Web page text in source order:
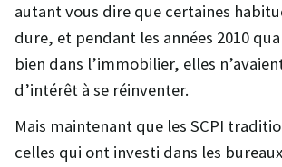
autant vous dire que certaines
dure, et pendant les années 2010
bien dans l’immobilier, elles
d’intérêt à se réinventer.
Mais maintenant que les SCPI
celles qui ont investi dans les